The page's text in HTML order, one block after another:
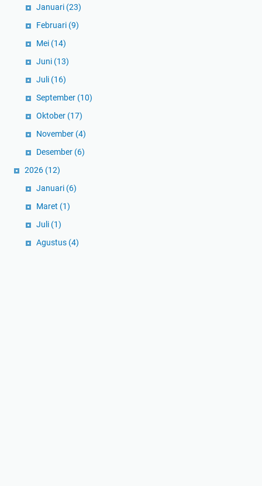
Januari (23)
Februari (9)
Mei (14)
Juni (13)
Juli (16)
September (10)
Oktober (17)
November (4)
Desember (6)
2026 (12)
Januari (6)
Maret (1)
Juli (1)
Agustus (4)